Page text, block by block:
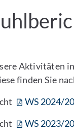
Aktivitäten
finden Sie
WS 2024/
WS 2023/